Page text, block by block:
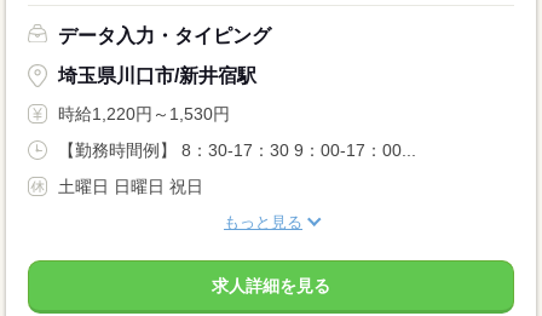
データ入力・タイピング
埼玉県川口市/新井宿駅
時給1,220円～1,530円
【勤務時間例】 8：30-17：30 9：00-17：00...
土曜日 日曜日 祝日
もっと見る
求人詳細を見る